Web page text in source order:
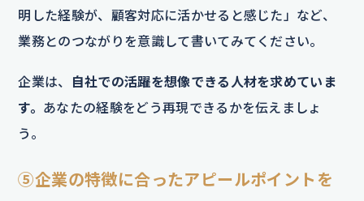
明した経験が、顧客対応に活かせると感じた」など、
業務とのつながりを意識して書いてみてください。
企業は、
自社での活躍を想像できる人材を求めていま
す。 あなたの経験をどう再現できるかを伝えましょ
う。
⑤企業の特徴に合ったアピールポイントを